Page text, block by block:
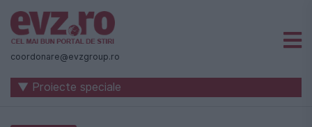
Știri
naționale
internaționale
coordonare@evzgroup.ro
▼ Proiecte speciale